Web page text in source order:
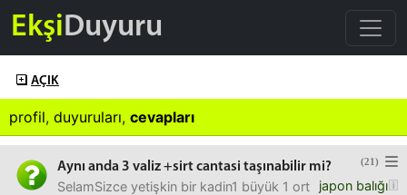
EkşiDuyuru
AÇIK
profil, duyuruları, cevapları
(21)
Aynı anda 3 valiz +sirt cantasi taşınabilir mi?
japon balığı
SelamSizce yetişkin bir kadin1 büyük 1 orta1 küçük boy